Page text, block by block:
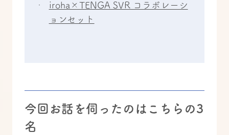
iroha×TENGA SVR コラボレーシ
ョンセット
今回お話を伺ったのはこちらの3
名